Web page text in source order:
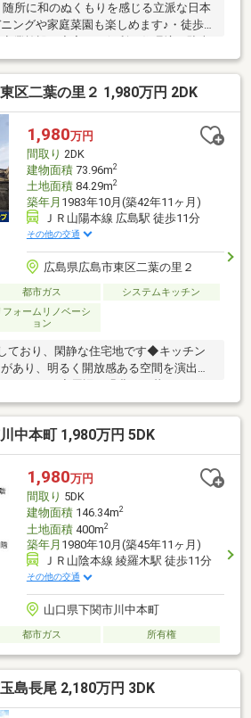
所に和のぬくもりを感じる立派な日本
ングや家庭菜園も楽しめます♪・徒歩圏
も可能です◆小学校／中学校◆乙島小学
島東中学校まで徒歩4分（300m）
敷駅から車で１０分！カスケ不動
業者の方はこちらへ≫086-441-2070
区二葉の里２ 1,980万円 2DK
1,980万円
間取り 2DK
建物面積73.96m2
土地面積84.29m2
築年月 1983年10月(築42年11ヶ月)
ＪＲ山陽本線 広島駅 徒歩11分
その他の交通
広島県広島市東区二葉の里２
都市ガス システムキッチン
フォームリノベーシ
ョン
ており、閑静な住宅地です◆キッチン
あり、明るく開放感ある空間を演出◆
ります。◆周辺は緑豊かで暮らしにゆ
土地面積：84.29㎡◆建物面積：73.96
と会話を楽しめる対面キッチン
中本町 1,980万円 5DK
1,980万円
間取り 5DK
建物面積146.34m2
土地面積400m2
築年月 1980年10月(築45年11ヶ月)
ＪＲ山陰本線 綾羅木駅 徒歩11分
その他の交通
山口県下関市川中本町
都市ガス 所有権
島長尾 2,180万円 3DK